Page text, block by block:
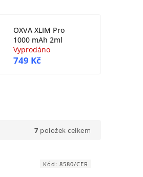
OXVA XLIM Pro
1000 mAh 2ml
Vyprodáno
749 Kč
7 položek celkem
Kód:8580/CER